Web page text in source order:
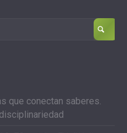
que conectan saberes.